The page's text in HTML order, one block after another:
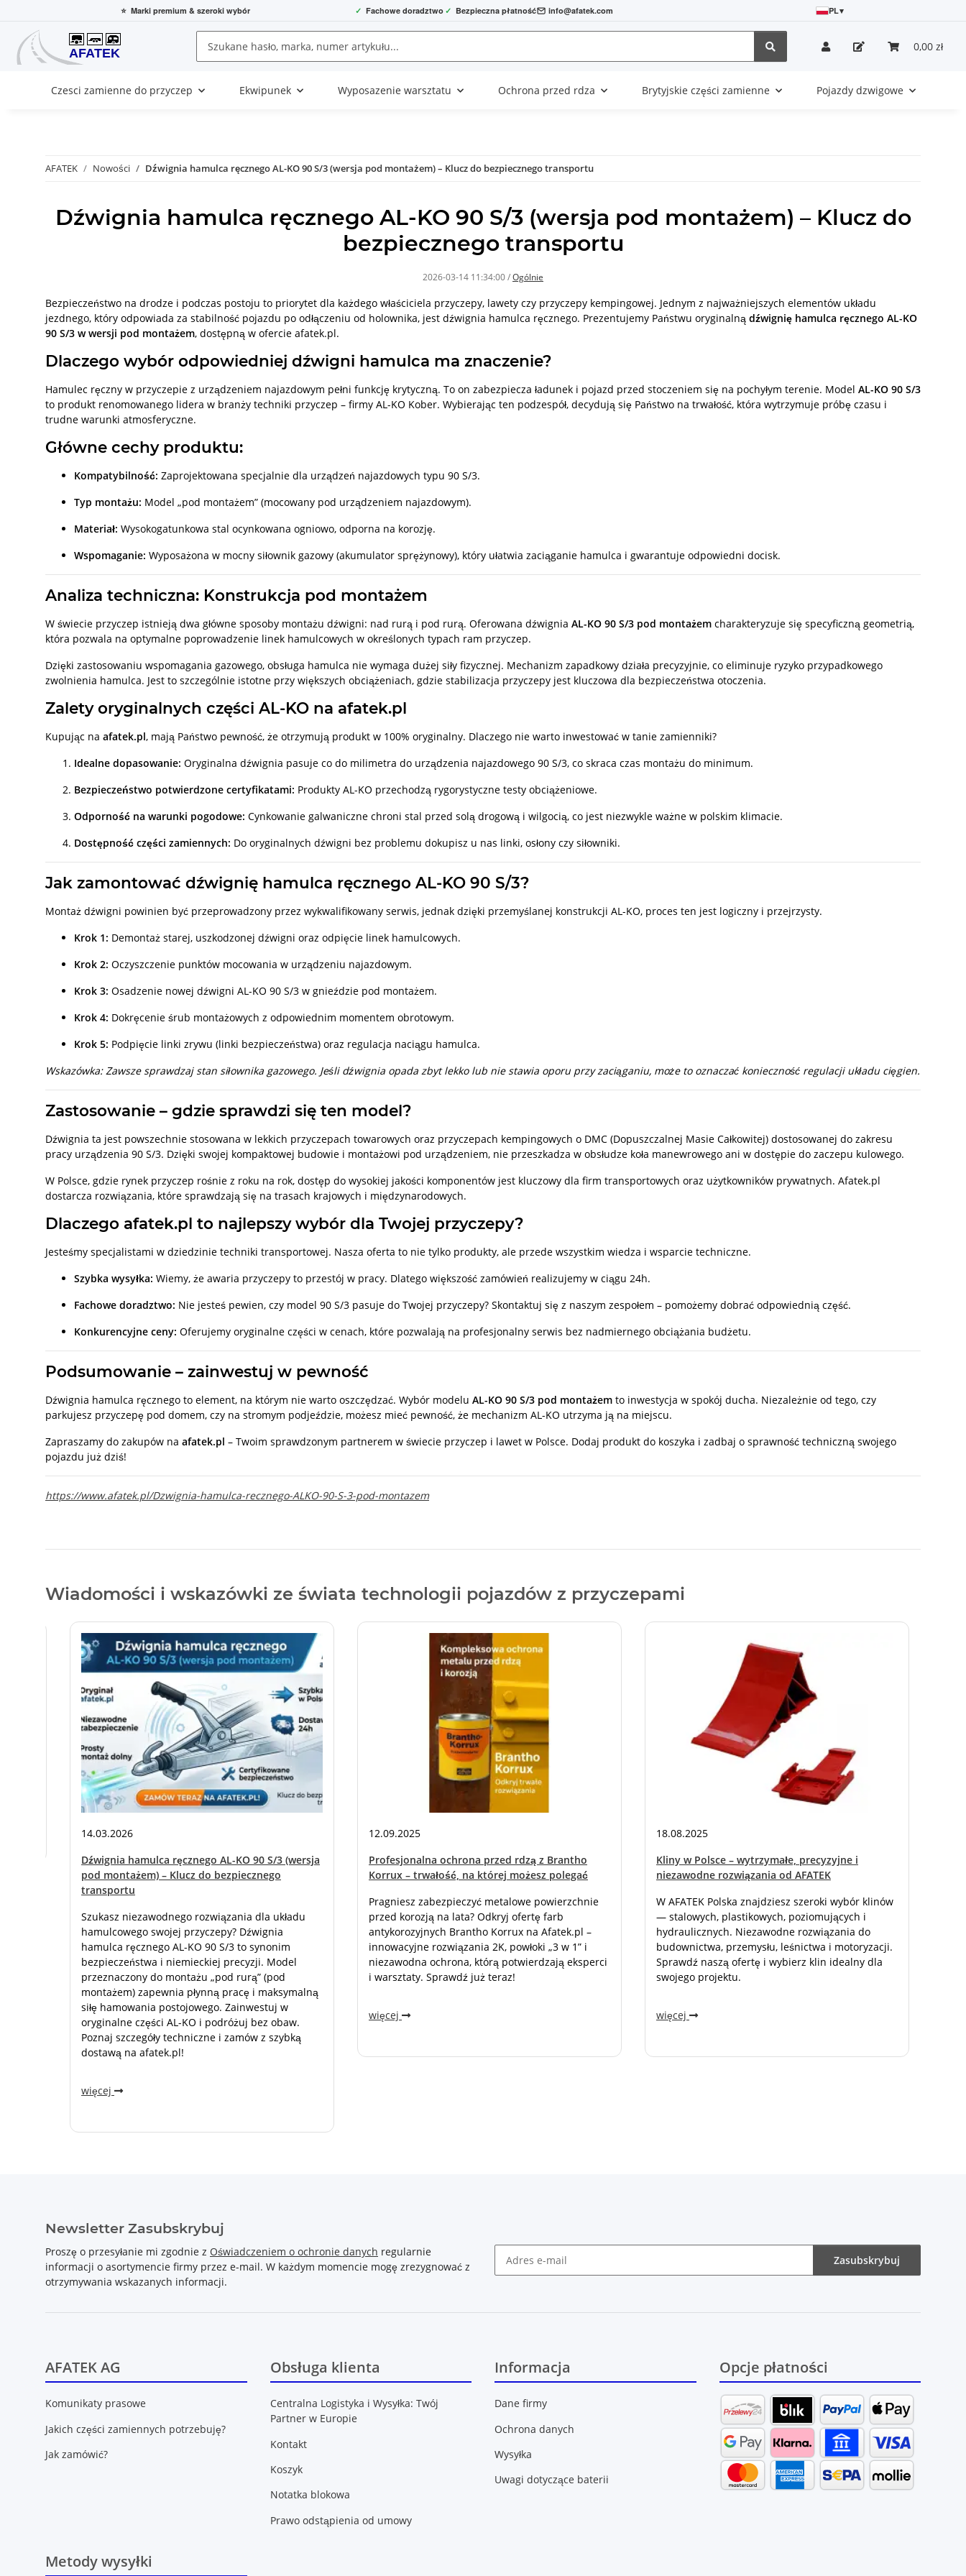
⭐ Marki premium & szeroki wybór ✓ Fachowe doradztwo ✓ Bezpieczna płatność info@afatek.com PL▾
0,00 zł
Czesci zamienne do przyczep Ekwipunek Wyposazenie warsztatu Ochrona przed rdza Brytyjskie części zamienne Pojazdy dzwigowe
AFATEK Nowości Dźwignia hamulca ręcznego AL-KO 90 S/3 (wersja pod montażem) – Klucz do bezpiecznego transportu
Dźwignia hamulca ręcznego AL-KO 90 S/3 (wersja pod montażem) – Klucz do
bezpiecznego transportu
2026-03-14 11:34:00/Ogólnie
Bezpieczeństwo na drodze i podczas postoju to priorytet dla każdego właściciela przyczepy, lawety czy przyczepy kempingowej. Jednym z najważniejszych elementów układu
jezdnego, który odpowiada za stabilność pojazdu po odłączeniu od holownika, jest dźwignia hamulca ręcznego. Prezentujemy Państwu oryginalną dźwignię hamulca ręcznego AL-KO
90 S/3 w wersji pod montażem, dostępną w ofercie afatek.pl.
Dlaczego wybór odpowiedniej dźwigni hamulca ma znaczenie?
Hamulec ręczny w przyczepie z urządzeniem najazdowym pełni funkcję krytyczną. To on zabezpiecza ładunek i pojazd przed stoczeniem się na pochyłym terenie. Model AL-KO 90 S/3
to produkt renomowanego lidera w branży techniki przyczep – firmy AL-KO Kober. Wybierając ten podzespół, decydują się Państwo na trwałość, która wytrzymuje próbę czasu i
trudne warunki atmosferyczne.
Główne cechy produktu:
Kompatybilność: Zaprojektowana specjalnie dla urządzeń najazdowych typu 90 S/3.
Typ montażu: Model „pod montażem” (mocowany pod urządzeniem najazdowym).
Materiał: Wysokogatunkowa stal ocynkowana ogniowo, odporna na korozję.
Wspomaganie: Wyposażona w mocny siłownik gazowy (akumulator sprężynowy), który ułatwia zaciąganie hamulca i gwarantuje odpowiedni docisk.
Analiza techniczna: Konstrukcja pod montażem
W świecie przyczep istnieją dwa główne sposoby montażu dźwigni: nad rurą i pod rurą. Oferowana dźwignia AL-KO 90 S/3 pod montażem charakteryzuje się specyficzną geometrią,
która pozwala na optymalne poprowadzenie linek hamulcowych w określonych typach ram przyczep.
Dzięki zastosowaniu wspomagania gazowego, obsługa hamulca nie wymaga dużej siły fizycznej. Mechanizm zapadkowy działa precyzyjnie, co eliminuje ryzyko przypadkowego
zwolnienia hamulca. Jest to szczególnie istotne przy większych obciążeniach, gdzie stabilizacja przyczepy jest kluczowa dla bezpieczeństwa otoczenia.
Zalety oryginalnych części AL-KO na afatek.pl
Kupując na afatek.pl, mają Państwo pewność, że otrzymują produkt w 100% oryginalny. Dlaczego nie warto inwestować w tanie zamienniki?
Idealne dopasowanie: Oryginalna dźwignia pasuje co do milimetra do urządzenia najazdowego 90 S/3, co skraca czas montażu do minimum.
Bezpieczeństwo potwierdzone certyfikatami: Produkty AL-KO przechodzą rygorystyczne testy obciążeniowe.
Odporność na warunki pogodowe: Cynkowanie galwaniczne chroni stal przed solą drogową i wilgocią, co jest niezwykle ważne w polskim klimacie.
Dostępność części zamiennych: Do oryginalnych dźwigni bez problemu dokupisz u nas linki, osłony czy siłowniki.
Jak zamontować dźwignię hamulca ręcznego AL-KO 90 S/3?
Montaż dźwigni powinien być przeprowadzony przez wykwalifikowany serwis, jednak dzięki przemyślanej konstrukcji AL-KO, proces ten jest logiczny i przejrzysty.
Krok 1: Demontaż starej, uszkodzonej dźwigni oraz odpięcie linek hamulcowych.
Krok 2: Oczyszczenie punktów mocowania w urządzeniu najazdowym.
Krok 3: Osadzenie nowej dźwigni AL-KO 90 S/3 w gnieździe pod montażem.
Krok 4: Dokręcenie śrub montażowych z odpowiednim momentem obrotowym.
Krok 5: Podpięcie linki zrywu (linki bezpieczeństwa) oraz regulacja naciągu hamulca.
Wskazówka: Zawsze sprawdzaj stan siłownika gazowego. Jeśli dźwignia opada zbyt lekko lub nie stawia oporu przy zaciąganiu, może to oznaczać konieczność regulacji układu cięgien.
Zastosowanie – gdzie sprawdzi się ten model?
Dźwignia ta jest powszechnie stosowana w lekkich przyczepach towarowych oraz przyczepach kempingowych o DMC (Dopuszczalnej Masie Całkowitej) dostosowanej do zakresu
pracy urządzenia 90 S/3. Dzięki swojej kompaktowej budowie i montażowi pod urządzeniem, nie przeszkadza w obsłudze koła manewrowego ani w dostępie do zaczepu kulowego.
W Polsce, gdzie rynek przyczep rośnie z roku na rok, dostęp do wysokiej jakości komponentów jest kluczowy dla firm transportowych oraz użytkowników prywatnych. Afatek.pl
dostarcza rozwiązania, które sprawdzają się na trasach krajowych i międzynarodowych.
Dlaczego afatek.pl to najlepszy wybór dla Twojej przyczepy?
Jesteśmy specjalistami w dziedzinie techniki transportowej. Nasza oferta to nie tylko produkty, ale przede wszystkim wiedza i wsparcie techniczne.
Szybka wysyłka: Wiemy, że awaria przyczepy to przestój w pracy. Dlatego większość zamówień realizujemy w ciągu 24h.
Fachowe doradztwo: Nie jesteś pewien, czy model 90 S/3 pasuje do Twojej przyczepy? Skontaktuj się z naszym zespołem – pomożemy dobrać odpowiednią część.
Konkurencyjne ceny: Oferujemy oryginalne części w cenach, które pozwalają na profesjonalny serwis bez nadmiernego obciążania budżetu.
Podsumowanie – zainwestuj w pewność
Dźwignia hamulca ręcznego to element, na którym nie warto oszczędzać. Wybór modelu AL-KO 90 S/3 pod montażem to inwestycja w spokój ducha. Niezależnie od tego, czy
parkujesz przyczepę pod domem, czy na stromym podjeździe, możesz mieć pewność, że mechanizm AL-KO utrzyma ją na miejscu.
Zapraszamy do zakupów na afatek.pl – Twoim sprawdzonym partnerem w świecie przyczep i lawet w Polsce. Dodaj produkt do koszyka i zadbaj o sprawność techniczną swojego
pojazdu już dziś!
https://www.afatek.pl/Dzwignia-hamulca-recznego-ALKO-90-S-3-pod-montazem
Wiadomości i wskazówki ze świata technologii pojazdów z przyczepami
14.03.2026
Dźwignia hamulca ręcznego AL-KO 90 S/3 (wersja
pod montażem) – Klucz do bezpiecznego
transportu
Szukasz niezawodnego rozwiązania dla układu
hamulcowego swojej przyczepy? Dźwignia
hamulca ręcznego AL-KO 90 S/3 to synonim
bezpieczeństwa i niemieckiej precyzji. Model
przeznaczony do montażu „pod rurą” (pod
montażem) zapewnia płynną pracę i maksymalną
siłę hamowania postojowego. Zainwestuj w
oryginalne części AL-KO i podróżuj bez obaw.
Poznaj szczegóły techniczne i zamów z szybką
dostawą na afatek.pl!
więcej
12.09.2025
Profesjonalna ochrona przed rdzą z Brantho
Korrux – trwałość, na której możesz polegać
Pragniesz zabezpieczyć metalowe powierzchnie
przed korozją na lata? Odkryj ofertę farb
antykorozyjnych Brantho Korrux na Afatek.pl –
innowacyjne rozwiązania 2K, powłoki „3 w 1” i
niezawodna ochrona, którą potwierdzają eksperci
i warsztaty. Sprawdź już teraz!
więcej
18.08.2025
Kliny w Polsce – wytrzymałe, precyzyjne i
niezawodne rozwiązania od AFATEK
W AFATEK Polska znajdziesz szeroki wybór klinów
— stalowych, plastikowych, poziomujących i
hydraulicznych. Niezawodne rozwiązania do
budownictwa, przemysłu, leśnictwa i motoryzacji.
Sprawdź naszą ofertę i wybierz klin idealny dla
swojego projektu.
więcej
Newsletter Zasubskrybuj
Proszę o przesyłanie mi zgodnie z Oświadczeniem o ochronie danych regularnie
informacji o asortymencie firmy przez e-mail. W każdym momencie mogę zrezygnować z
otrzymywania wskazanych informacji.
Zasubskrybuj
AFATEK AG
Komunikaty prasowe
Jakich części zamiennych potrzebuję?
Jak zamówić?
Obsługa klienta
Centralna Logistyka i Wysyłka: Twój
Partner w Europie
Kontakt
Koszyk
Notatka blokowa
Prawo odstąpienia od umowy
Informacja
Dane firmy
Ochrona danych
Wysyłka
Uwagi dotyczące baterii
Opcje płatności
Metody wysyłki